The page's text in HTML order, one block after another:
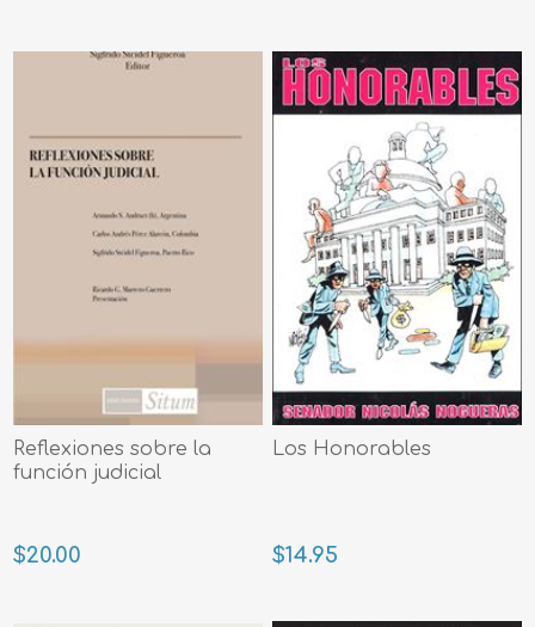
Reflexiones sobre la
función judicial
$20.00
Los Honorables
$14.95